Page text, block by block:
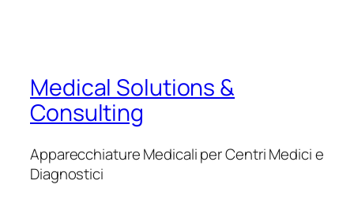
Medical Solutions &
Consulting
Apparecchiature Medicali per Centri Medici e
Diagnostici